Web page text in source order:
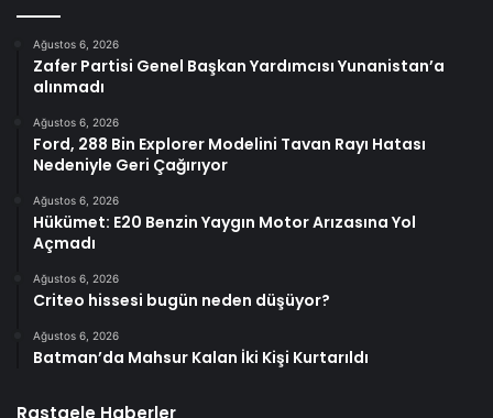
Ağustos 6, 2026
Zafer Partisi Genel Başkan Yardımcısı Yunanistan’a
alınmadı
Ağustos 6, 2026
Ford, 288 Bin Explorer Modelini Tavan Rayı Hatası
Nedeniyle Geri Çağırıyor
Ağustos 6, 2026
Hükümet: E20 Benzin Yaygın Motor Arızasına Yol
Açmadı
Ağustos 6, 2026
Criteo hissesi bugün neden düşüyor?
Ağustos 6, 2026
Batman’da Mahsur Kalan İki Kişi Kurtarıldı
Rastgele Haberler